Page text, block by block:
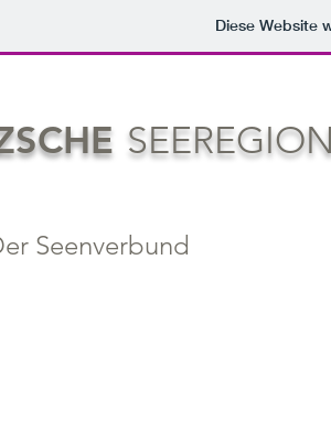
Diese Website
Seenverbund